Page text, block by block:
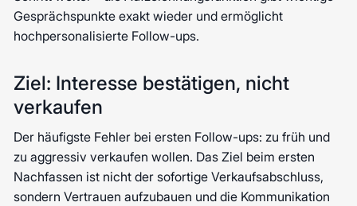
Gesprächspunkte exakt wieder und ermöglicht
hochpersonalisierte Follow-ups.
Ziel: Interesse bestätigen, nicht
verkaufen
Der häufigste Fehler bei ersten Follow-ups: zu früh und
zu aggressiv verkaufen wollen. Das Ziel beim ersten
Nachfassen ist nicht der sofortige Verkaufsabschluss,
sondern Vertrauen aufzubauen und die Kommunikation